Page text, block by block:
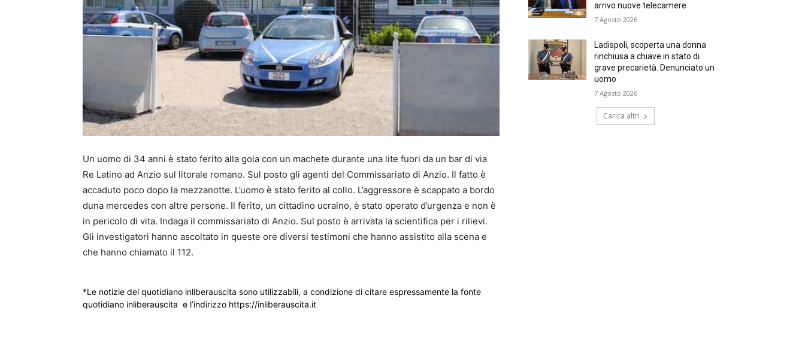
Un uomo di 34 anni è stato ferito alla gola con un machete durante una lite fuori da un bar di via
Re Latino ad Anzio sul litorale romano. Sul posto gli agenti del Commissariato di Anzio. Il fatto è
accaduto poco dopo la mezzanotte. L’uomo è stato ferito al collo. L’aggressore è scappato a bordo
duna mercedes con altre persone. Il ferito, un cittadino ucraino, è stato operato d’urgenza e non è
in pericolo di vita. Indaga il commissariato di Anzio. Sul posto è arrivata la scientifica per i rilievi.
Gli investigatori hanno ascoltato in queste ore diversi testimoni che hanno assistito alla scena e
che hanno chiamato il 112.
*Le notizie del quotidiano inliberauscita sono utilizzabili, a condizione di citare espressamente la fonte
quotidiano inliberauscita e l’indirizzo https://inliberauscita.it
arrivo nuove telecamere
7 Agosto 2026
Ladispoli, scoperta una donna
rinchiusa a chiave in stato di
grave precarietà. Denunciato un
uomo
7 Agosto 2026
Carica altri